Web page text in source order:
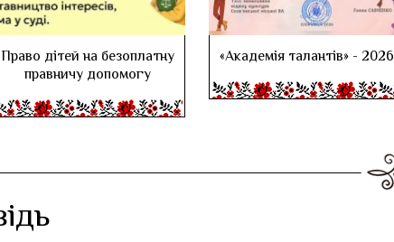
Право дітей на безоплатну
правничу допомогу
«Академія талантів» - 2026